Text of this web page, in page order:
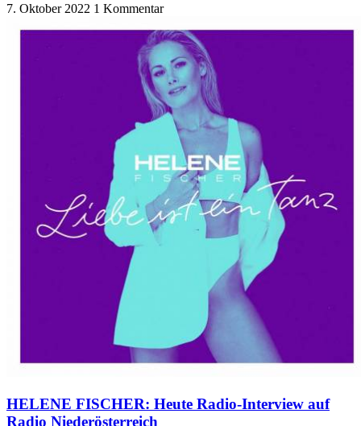
7. Oktober 2022 1 Kommentar
HELENE FISCHER: Heute Radio-Interview auf
Radio Niederösterreich